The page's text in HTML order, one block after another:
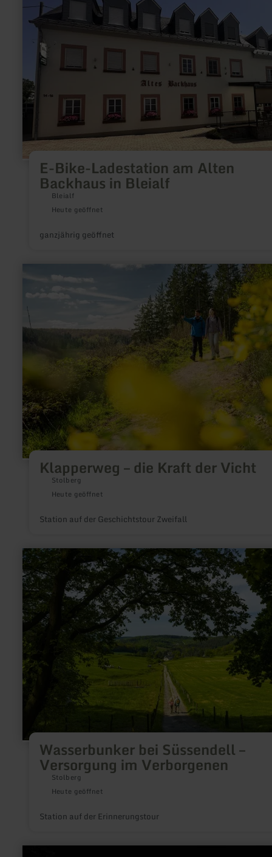
E-Bike-Ladestation am Alten
Backhaus in Bleialf
Bleialf
Heute geöffnet
ganzjährig geöffnet
Backhaus
Bleialf
Klapperweg – die Kraft der Vicht
Stolberg
Heute geöffnet
Station auf der Geschichtstour Zweifall
erfahren
Kraft
Wasserbunker bei Süssendell –
Versorgung im Verborgenen
Stolberg
Heute geöffnet
Station auf der Erinnerungstour
mehr
erfahren
zu:
Wasserbunker
bei
Süssendell
–
Versorgung
Verborgenen